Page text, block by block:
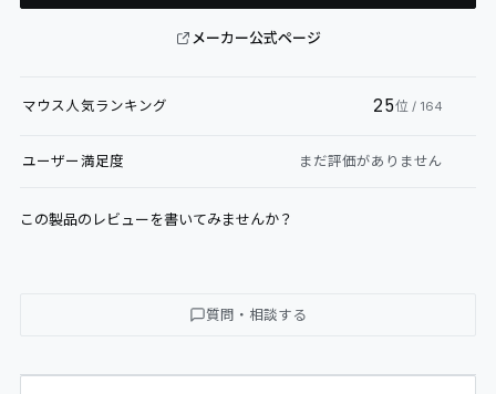
メーカー公式ページ
マウス 人気ランキング 25位 / 164
ユーザー満足度 まだ評価がありません
この製品のレビューを書いてみませんか？
質問・相談する